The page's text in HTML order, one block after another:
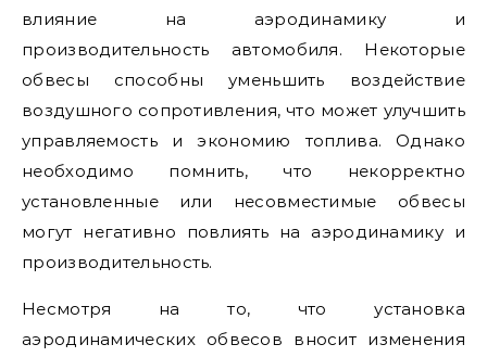
влияние на аэродинамику и
производительность автомобиля. Некоторые
обвесы способны уменьшить воздействие
воздушного сопротивления, что может улучшить
управляемость и экономию топлива. Однако
необходимо помнить, что некорректно
установленные или несовместимые обвесы
могут негативно повлиять на аэродинамику и
производительность.
Несмотря на то, что установка
аэродинамических обвесов вносит изменения